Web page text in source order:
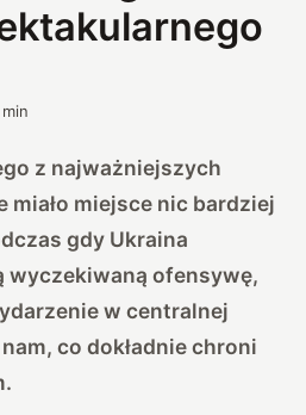
min
z najważniejszych
miejsce nic bardziej
gdy Ukraina
wyczekiwaną ofensywę,
w centralnej
co dokładnie chroni